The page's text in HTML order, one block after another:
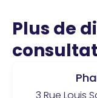
Plus de
3 Rue Louis